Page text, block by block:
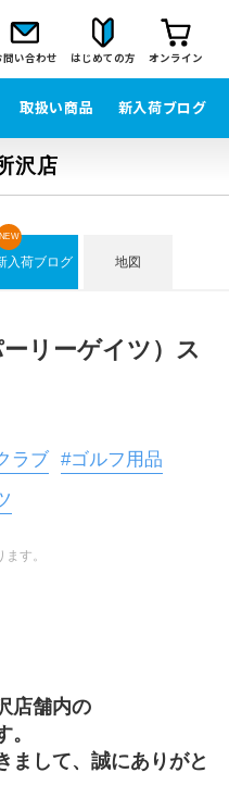
問い合わせ はじめての方 オンライン
取扱い商品 新入荷ブログ
沢店
入荷ブログ
NEW
地図
リーゲイツ）ス
ラブ #ゴルフ用品
す。
店舗内の
。
まして、誠にありがと